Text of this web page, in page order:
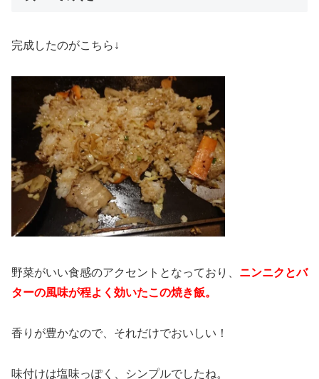
完成したのがこちら↓
野菜がいい食感のアクセントとなっており、 ニンニクとバ
ターの風味が程よく効いたこの焼き飯。
香りが豊かなので、それだけでおいしい！
味付けは塩味っぽく、シンプルでしたね。